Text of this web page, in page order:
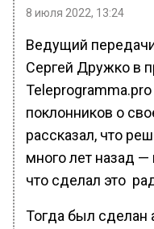
8 июля 2022, 13:24
Ведущий
Сергей Дружко в
поклонников о
рассказал, что
много лет назад —
что сделал это
Тогда был сделан